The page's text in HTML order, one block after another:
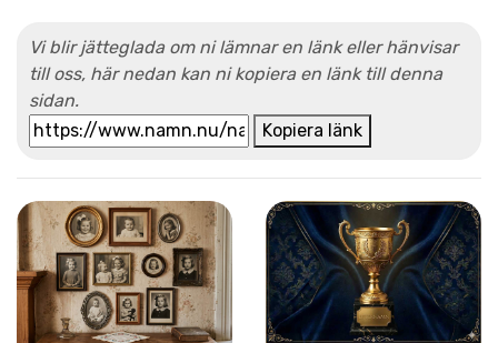
Vi blir jätteglada om ni lämnar en länk eller hänvisar
till oss, här nedan kan ni kopiera en länk till denna
sidan.
Kopiera länk